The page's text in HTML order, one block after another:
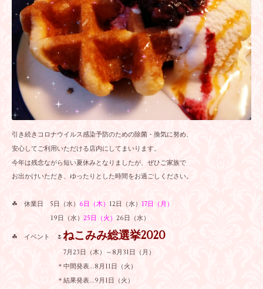
引き続きコロナウイルス感染予防のための除菌・換気に努め、
安心してご利用いただける店内にしてまいります。
今年は残念ながら短い夏休みとなりましたが、ぜひご家族で
お出かけいただき、ゆったりとした時間をお過ごしください。
☘ 休業日 5日（水） 6日（木） 12日（水） 17日（月）
19日（水） 25日（火） 26日（水）
☘ イベント 🌷ねこみみ総選挙2020
7月23日（木）～8月31日（月）
＊中間発表…8月11日（火）
＊結果発表…9月1日（火）